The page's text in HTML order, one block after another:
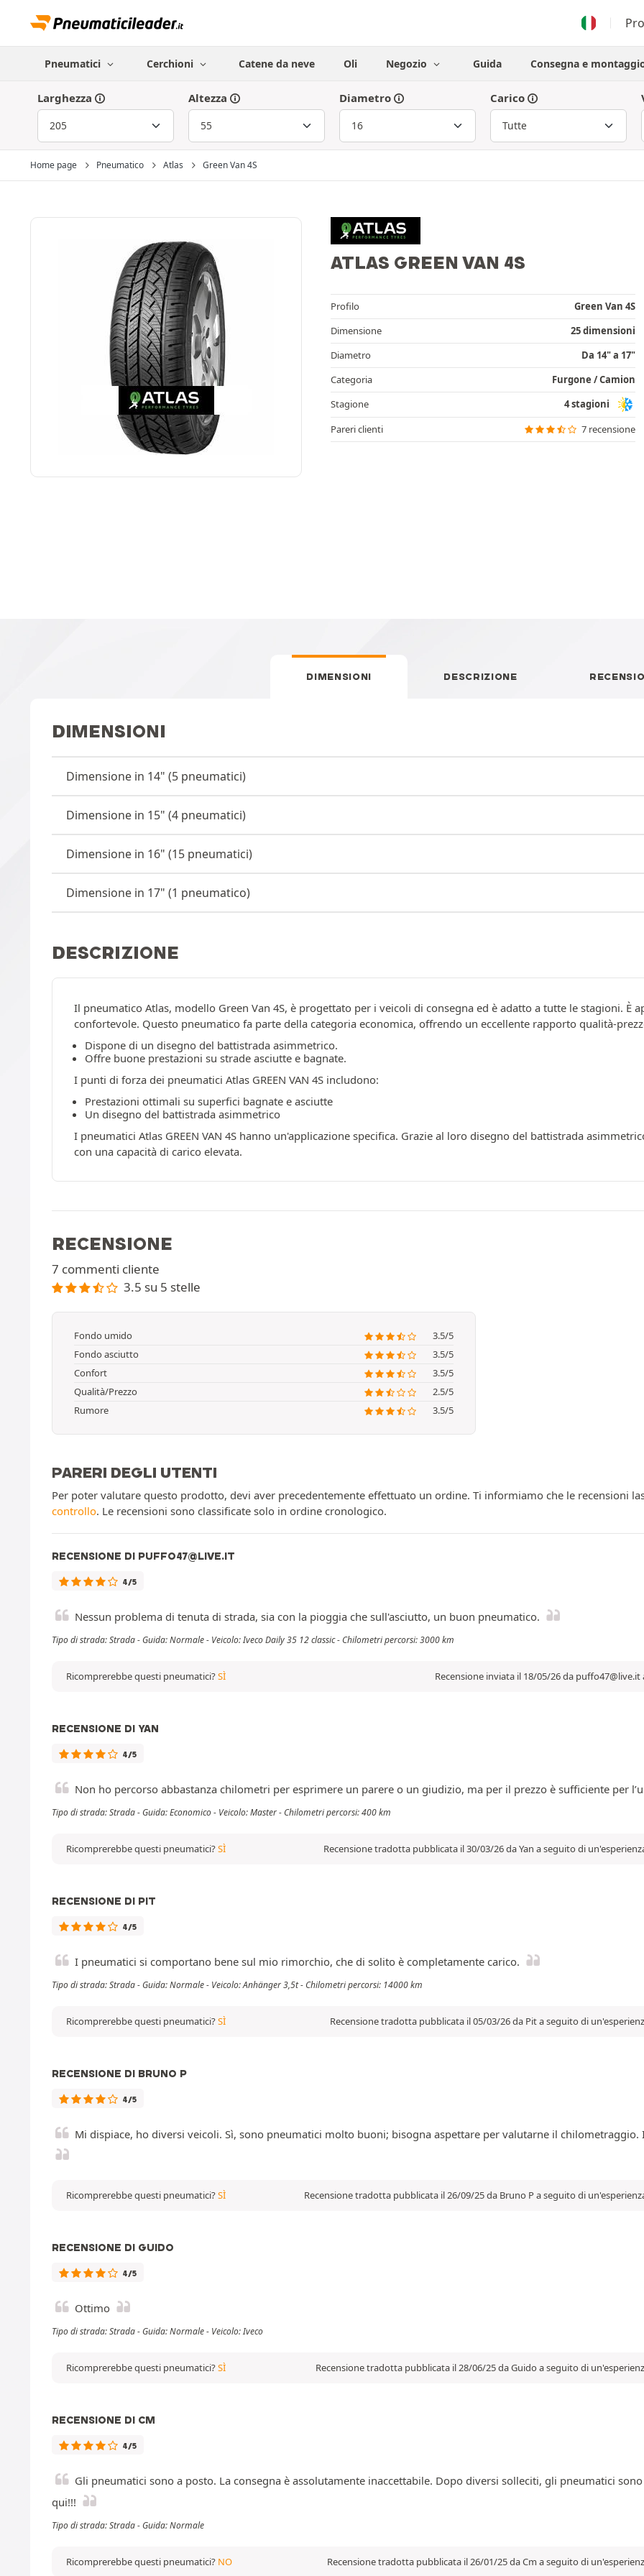
Pro
Pneumatici Cerchioni Catene da neve Oli Negozio Guida Consegna e
Larghezza Altezza Diametro Carico
Home page Pneumatico Atlas Green Van 4S
ATLAS GREEN VAN 4S
Profilo
Green Van 4S
Dimensione
25 dimensioni
Diametro
Da 14" a 17"
Categoria
Furgone / Camion
Stagione
4 stagioni
Pareri clienti
7 recensione
DIMENSIONI DESCRIZIONE
DIMENSIONI
Dimensione in 14" (5 pneumatici)
Dimensione in 15" (4 pneumatici)
Dimensione in 16" (15 pneumatici)
Dimensione in 17" (1 pneumatico)
DESCRIZIONE
Il pneumatico Atlas, modello Green Van 4S, è progettato per i veicoli di consegna ed è adatto a tutte le stagioni. È
confortevole. Questo pneumatico fa parte della categoria economica, offrendo un eccellente rapporto qualità-
Dispone di un disegno del battistrada asimmetrico.
Offre buone prestazioni su strade asciutte e bagnate.
I punti di forza dei pneumatici Atlas GREEN VAN 4S includono:
Prestazioni ottimali su superfici bagnate e asciutte
Un disegno del battistrada asimmetrico
I pneumatici Atlas GREEN VAN 4S hanno un'applicazione specifica. Grazie al loro disegno del battistrada
con una capacità di carico elevata.
RECENSIONE
7 commenti cliente
3.5 su 5 stelle
Fondo umido
3.5/5
Fondo asciutto
3.5/5
Confort
3.5/5
Qualità/Prezzo
2.5/5
Rumore
3.5/5
PARERI DEGLI UTENTI
Per poter valutare questo prodotto, devi aver precedentemente effettuato un ordine. Ti informiamo che le recensioni
controllo. Le recensioni sono classificate solo in ordine cronologico.
RECENSIONE DI PUFFO47@LIVE.IT
4/5
Nessun problema di tenuta di strada, sia con la pioggia che sull'asciutto, un buon pneumatico.
Tipo di strada: Strada - Guida: Normale - Veicolo: Iveco Daily 35 12 classic - Chilometri percorsi: 3000 km
Recensione inviata il 18/05/26 da
Ricomprerebbe questi pneumatici?SÌ
RECENSIONE DI YAN
4/5
Non ho percorso abbastanza chilometri per esprimere un parere o un giudizio, ma per il prezzo è sufficiente per
Tipo di strada: Strada - Guida: Economico - Veicolo: Master - Chilometri percorsi: 400 km
Recensione tradotta pubblicata il 30/03/26 da Yan a seguito di
Ricomprerebbe questi pneumatici?SÌ
RECENSIONE DI PIT
4/5
I pneumatici si comportano bene sul mio rimorchio, che di solito è completamente carico.
Tipo di strada: Strada - Guida: Normale - Veicolo: Anhänger 3,5t - Chilometri percorsi: 14000 km
Recensione tradotta pubblicata il 05/03/26 da Pit a seguito di
Ricomprerebbe questi pneumatici?SÌ
RECENSIONE DI BRUNO P
4/5
Mi dispiace, ho diversi veicoli. Sì, sono pneumatici molto buoni; bisogna aspettare per valutarne il
Recensione tradotta pubblicata il 26/09/25 da Bruno P a seguito di
Ricomprerebbe questi pneumatici?SÌ
RECENSIONE DI GUIDO
4/5
Ottimo
Tipo di strada: Strada - Guida: Normale - Veicolo: Iveco
Recensione tradotta pubblicata il 28/06/25 da Guido a seguito di
Ricomprerebbe questi pneumatici?SÌ
RECENSIONE DI CM
4/5
Gli pneumatici sono a posto. La consegna è assolutamente inaccettabile. Dopo diversi solleciti, gli pneumatici
qui!!!
Tipo di strada: Strada - Guida: Normale
Recensione tradotta pubblicata il 26/01/25 da Cm a seguito di
Ricomprerebbe questi pneumatici? NO